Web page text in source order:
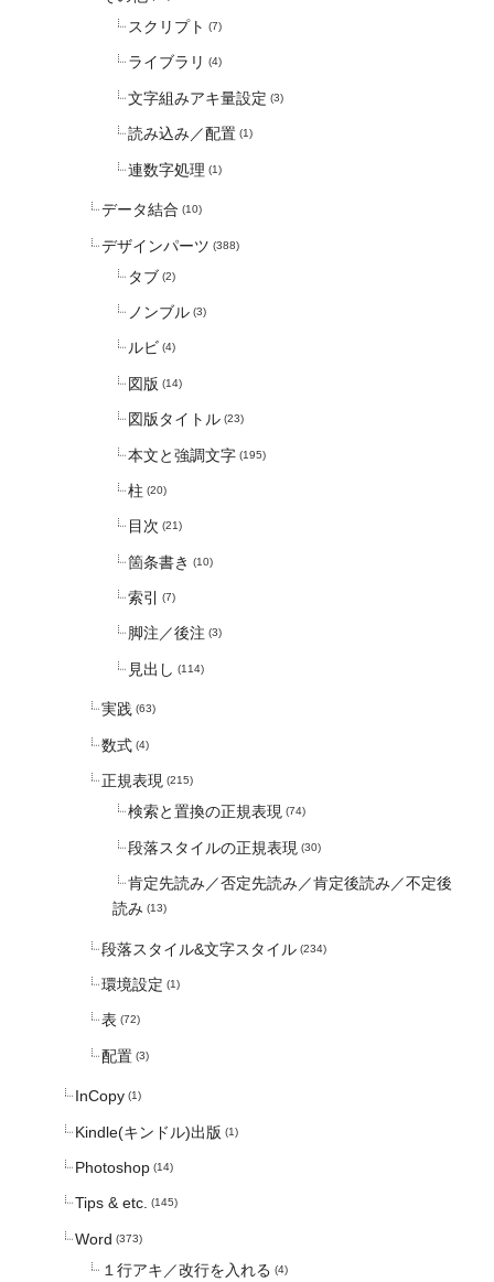
スクリプト (7)
ライブラリ (4)
文字組みアキ量設定 (3)
読み込み／配置 (1)
連数字処理 (1)
データ結合 (10)
デザインパーツ (388)
タブ (2)
ノンブル (3)
ルビ (4)
図版 (14)
図版タイトル (23)
本文と強調文字 (195)
柱 (20)
目次 (21)
箇条書き (10)
索引 (7)
脚注／後注 (3)
見出し (114)
実践 (63)
数式 (4)
正規表現 (215)
検索と置換の正規表現 (74)
段落スタイルの正規表現 (30)
肯定先読み／否定先読み／肯定後読み／不定後
読み (13)
段落スタイル&文字スタイル (234)
環境設定 (1)
表 (72)
配置 (3)
InCopy (1)
Kindle(キンドル)出版 (1)
Photoshop (14)
Tips & etc. (145)
Word (373)
１行アキ／改行を入れる (4)